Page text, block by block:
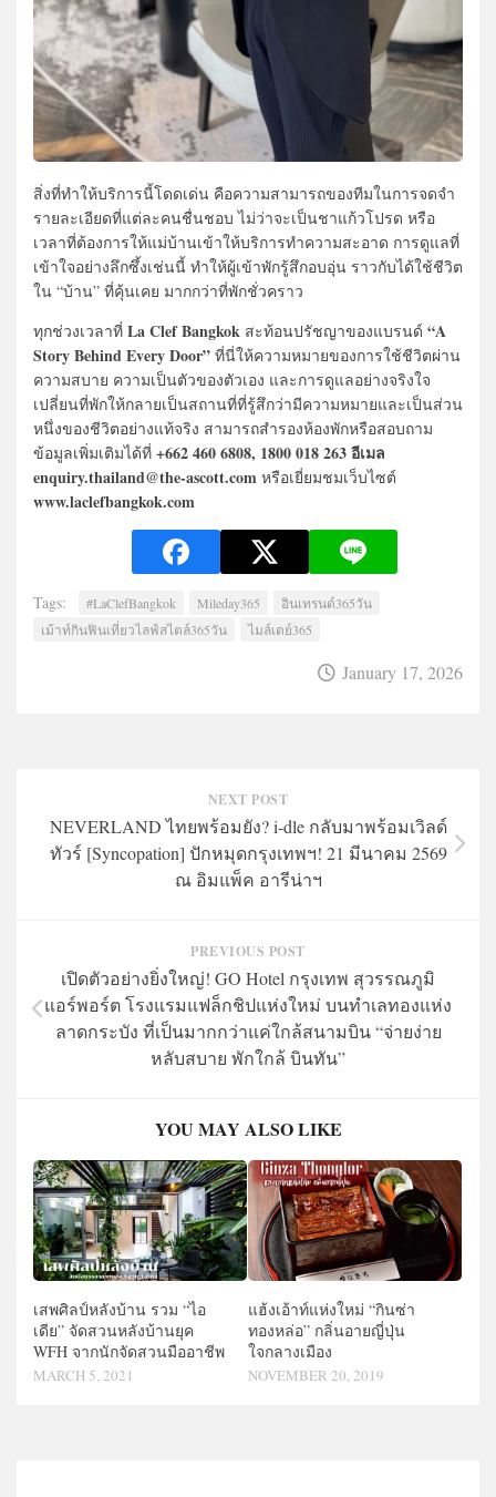
สิ่งที่ทำให้บริการนี้โดดเด่น คือความสามารถของทีมในการจดจำ
รายละเอียดที่แต่ละคนชื่นชอบ ไม่ว่าจะเป็นชาแก้วโปรด หรือ
เวลาที่ต้องการให้แม่บ้านเข้าให้บริการทำความสะอาด การดูแลที่
เข้าใจอย่างลึกซึ้งเช่นนี้ ทำให้ผู้เข้าพักรู้สึกอบอุ่น ราวกับได้ใช้ชีวิต
ใน “บ้าน” ที่คุ้นเคย มากกว่าที่พักชั่วคราว
ทุกช่วงเวลาที่ La Clef Bangkok สะท้อนปรัชญาของแบรนด์ “A
Story Behind Every Door” ที่นี่ให้ความหมายของการใช้ชีวิตผ่าน
ความสบาย ความเป็นตัวของตัวเอง และการดูแลอย่างจริงใจ
เปลี่ยนที่พักให้กลายเป็นสถานที่ที่รู้สึกว่ามีความหมายและเป็นส่วน
หนึ่งของชีวิตอย่างแท้จริง สามารถสำรองห้องพักหรือสอบถาม
ข้อมูลเพิ่มเติมได้ที่ +662 460 6808, 1800 018 263 อีเมล
enquiry.thailand@the-ascott.com หรือเยี่ยมชมเว็บไซต์
www.laclefbangkok.com
Tags: #LaClefBangkok Mileday365
อินเทรนด์365วัน
เม้าท์กินฟินเที่ยวไลฟ์สไตล์365วัน
ไมล์เดย์365
January 17, 2026
NEXT POST
NEVERLAND ไทยพร้อมยัง? i-dle กลับมาพร้อมเวิลด์
ทัวร์ [Syncopation] ปักหมุดกรุงเทพฯ! 21 มีนาคม 2569
ณ อิมแพ็ค อารีน่าฯ
PREVIOUS POST
เปิดตัวอย่างยิ่งใหญ่! GO Hotel กรุงเทพ สุวรรณภูมิ
แอร์พอร์ต โรงแรมแฟล็กชิปแห่งใหม่ บนทำเลทองแห่ง
ลาดกระบัง ที่เป็นมากกว่าแค่ใกล้สนามบิน “จ่ายง่าย
หลับสบาย พักใกล้ บินทัน”
YOU MAY ALSO LIKE
เสพศิลป์หลังบ้าน รวม “ไอ
เดีย” จัดสวนหลังบ้านยุค
WFH จากนักจัดสวนมืออาชีพ
MARCH 5, 2021
แฮ้งเอ้าท์แห่งใหม่ “กินซ่า
ทองหล่อ” กลิ่นอายญี่ปุ่น
ใจกลางเมือง
NOVEMBER 20, 2019